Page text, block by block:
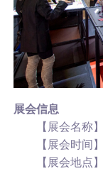
展会信息
【展会名称】
【展会时间】
【展会地点】